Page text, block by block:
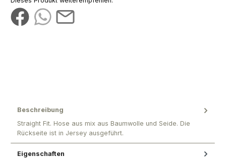
Beschreibung
Straight Fit. Hose aus mix aus Baumwolle und Seide. Die
Rückseite ist in Jersey ausgeführt.
Eigenschaften